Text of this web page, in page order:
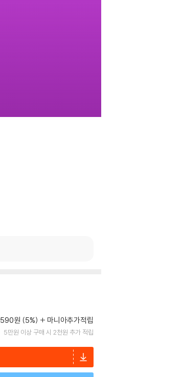
590원 (5%) 마니아추가적립
5만원 이상 구매 시 2천원 추가 적립